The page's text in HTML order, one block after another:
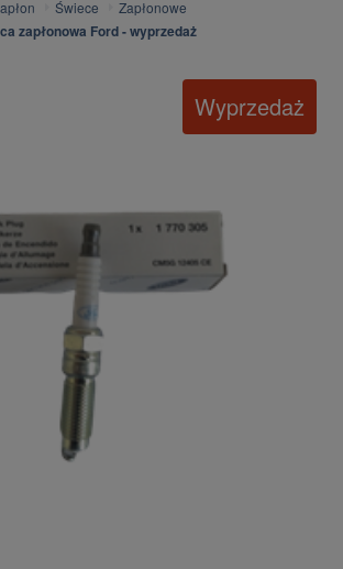
Świece Zapłonowe
zapłonowa Ford - wyprzedaż
Wyprzedaż